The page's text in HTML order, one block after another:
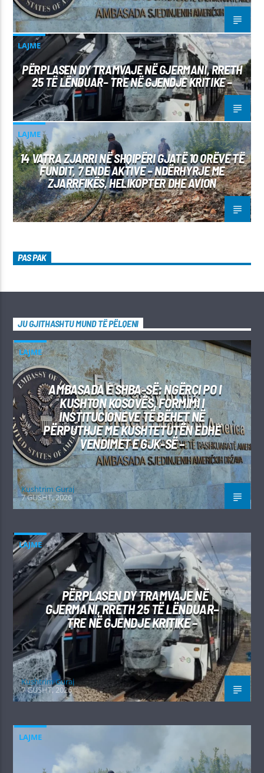
LAJME
PËRPLASEN DY TRAMVAJE NË GJERMANI, RRETH
25 TË LËNDUAR– TRE NË GJENDJE KRITIKE –
LAJME
14 VATRA ZJARRI NË SHQIPËRI GJATË 10 ORËVE TË
FUNDIT, 7 ENDE AKTIVE – NDËRHYRJE ME
ZJARRFIKËS, HELIKOPTER DHE AVION
PAS PAK
JU GJITHASHTU MUND TË PËLQENI
LAJME
AMBASADA E SHBA-SË: NGËRÇI PO I
KUSHTON KOSOVËS, FORMIMI I
INSTITUCIONEVE TË BËHET NË
PËRPUTHJE ME KUSHTETUTËN EDHE
VENDIMET E GJK-SË –
Kushtrim Guraj
7 GUSHT, 2026
LAJME
PËRPLASEN DY TRAMVAJE NË
GJERMANI, RRETH 25 TË LËNDUAR–
TRE NË GJENDJE KRITIKE –
Kushtrim Guraj
7 GUSHT, 2026
LAJME